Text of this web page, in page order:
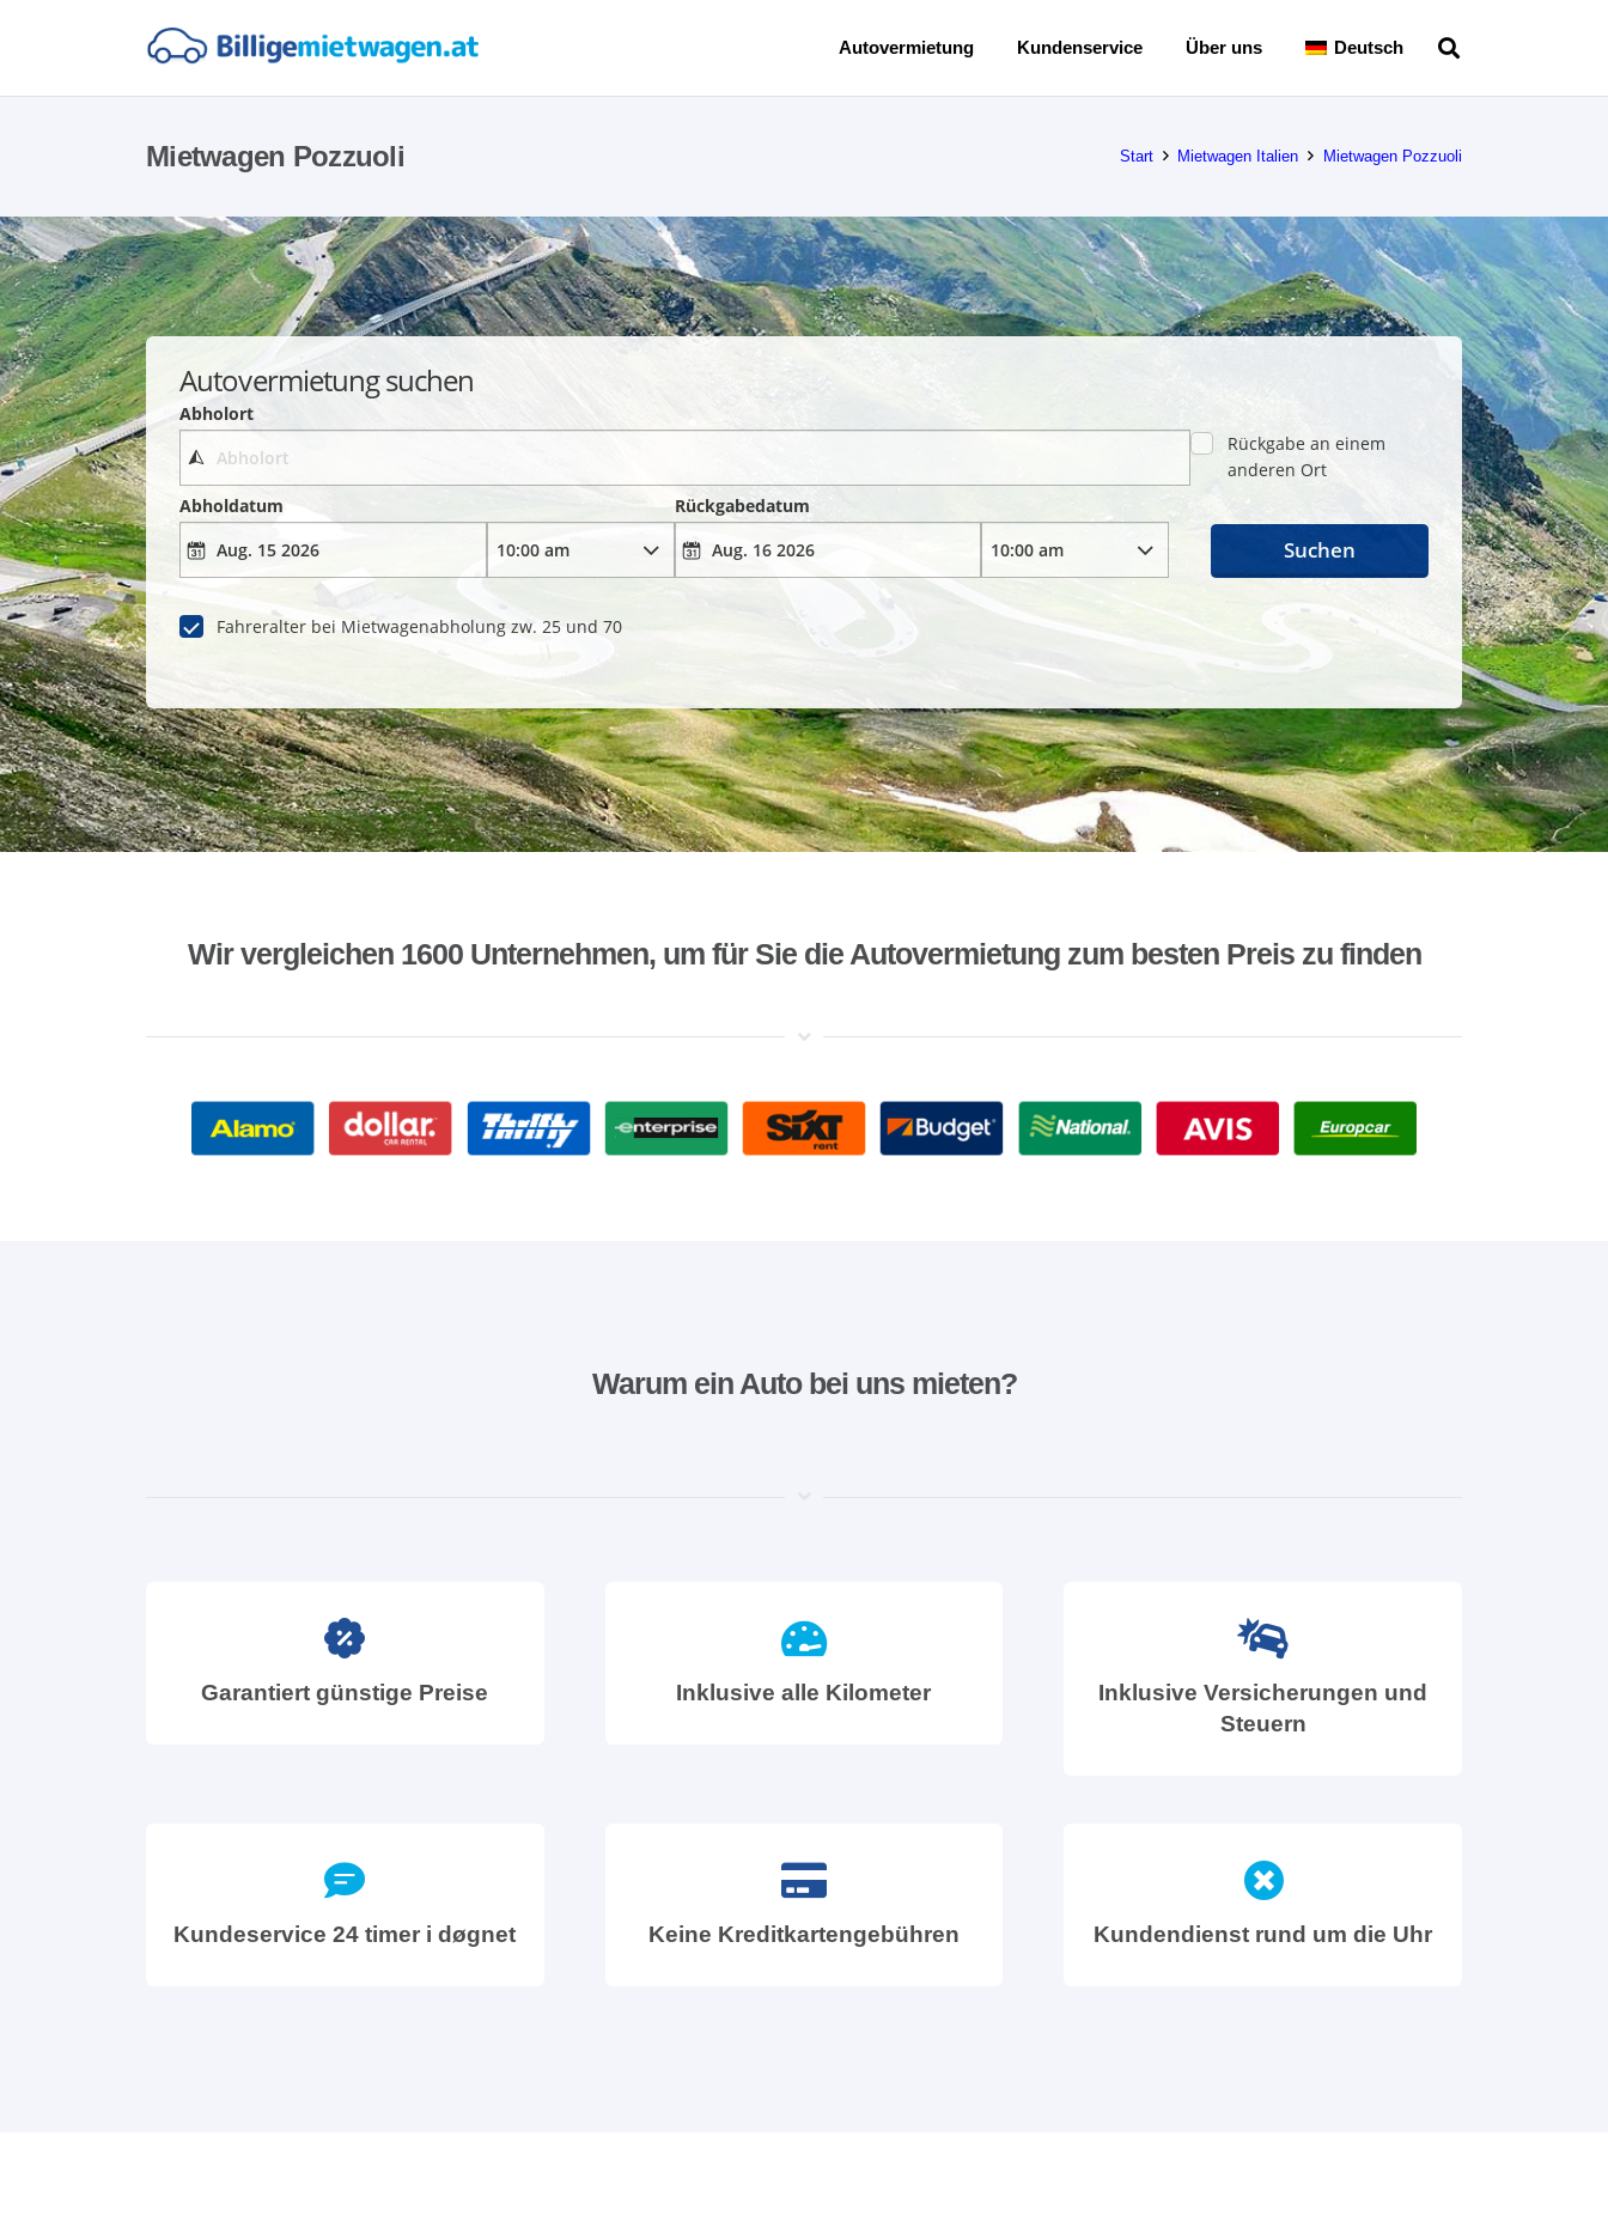
Autovermietung Kundenservice Über uns Deutsch
Mietwagen Pozzuoli Start Mietwagen Italien Mietwagen Pozzuoli
Autovermietung suchen
Abholort
Rückgabe an einem
anderen Ort
Abholdatum
Rückgabedatum
Fahreralter bei Mietwagenabholung zw. 25 und 70
Suchen
Wir vergleichen 1600 Unternehmen, um für Sie die Autovermietung zum besten Preis zu finden
Warum ein Auto bei uns mieten?
Garantiert günstige Preise Inklusive alle Kilometer
Inklusive Versicherungen und
Steuern
Kundeservice 24 timer i døgnet Keine Kreditkartengebühren Kundendienst rund um die Uhr